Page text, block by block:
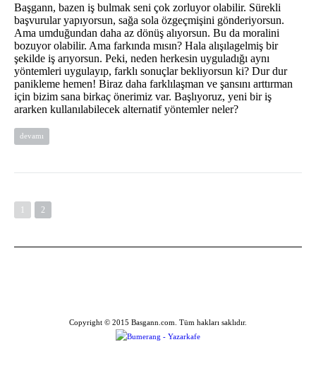
Başgann, bazen iş bulmak seni çok zorluyor olabilir. Sürekli
başvurular yapıyorsun, sağa sola özgeçmişini gönderiyorsun.
Ama umduğundan daha az dönüş alıyorsun. Bu da moralini
bozuyor olabilir. Ama farkında mısın? Hala alışılagelmiş bir
şekilde iş arıyorsun. Peki, neden herkesin uyguladığı aynı
yöntemleri uygulayıp, farklı sonuçlar bekliyorsun ki? Dur dur
panikleme hemen! Biraz daha farklılaşman ve şansını arttırman
için bizim sana birkaç önerimiz var. Başlıyoruz, yeni bir iş
ararken kullanılabilecek alternatif yöntemler neler?
devamı
1 2
Copyright © 2015 Basgann.com. Tüm hakları saklıdır.